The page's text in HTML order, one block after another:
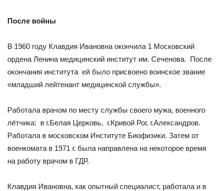
После войны
В 1960 году Клавдия Ивановна окончила 1 Московский
ордена Ленина медицинский институт им. Сеченова. После
окончания института ей было присвоено воинское звание
«младший лейтенант медицинской службы».
Работала врачом по месту службы своего мужа, военного
лётчика: в г.Белая Церковь, г.Кривой Рог, г.Александров.
Работала в московском Институте Биофизики. Затем от
военкомата в 1971 г. была направлена на некоторое время
на работу врачом в ГДР.
Клавдия Ивановна, как опытный специалист, работала и в